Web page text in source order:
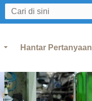
Hantar Pertanyaan